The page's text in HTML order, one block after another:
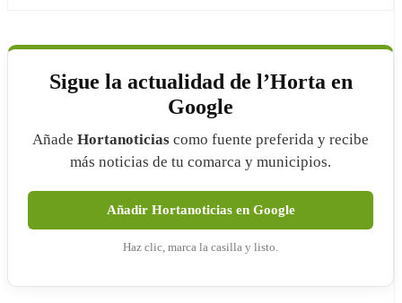
Sigue la actualidad de l’Horta en
Google
Añade Hortanoticias como fuente preferida y recibe
más noticias de tu comarca y municipios.
Añadir Hortanoticias en Google
Haz clic, marca la casilla y listo.